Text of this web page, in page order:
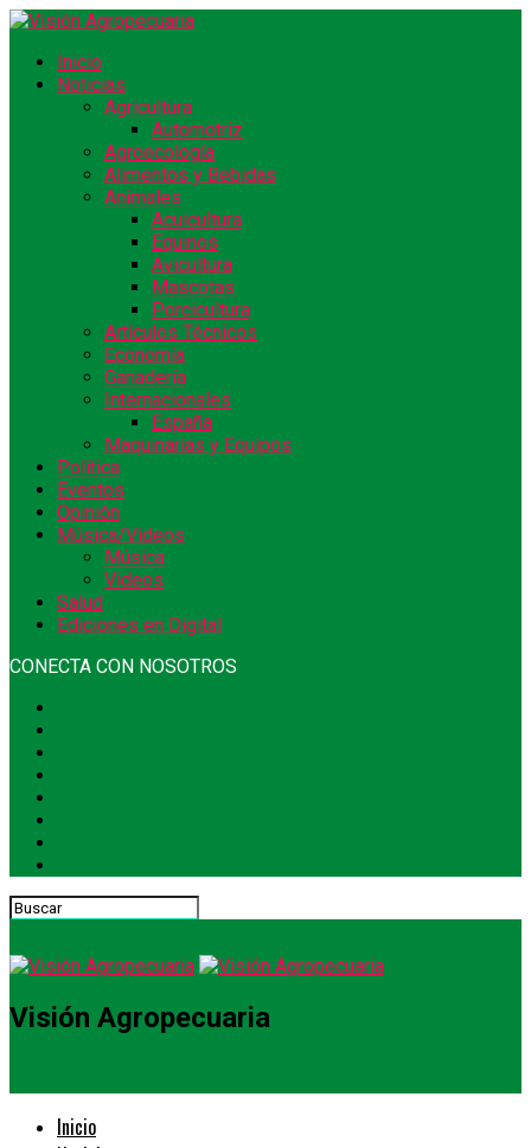
Inicio
Noticias
Agricultura
Automotriz
Agroecología
Alimentos y Bebidas
Animales
Acuicultura
Equinos
Avicultura
Mascotas
Porcicultura
Artículos Técnicos
Economía
Ganadería
Internacionales
España
Maquinarias y Equipos
Política
Eventos
Opinión
Música/Videos
Música
Videos
Salud
Ediciones en Digital
CONECTA CON NOSOTROS
Visión Agropecuaria
Inicio